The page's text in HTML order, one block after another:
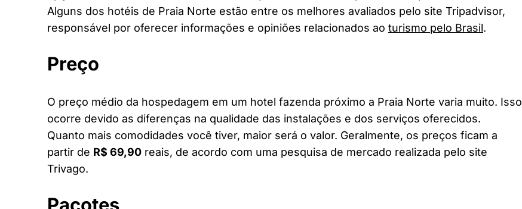
Alguns dos hotéis de Praia Norte estão entre os melhores avaliados pelo site Tripadvisor,
responsável por oferecer informações e opiniões relacionados ao turismo pelo Brasil.
Preço
O preço médio da hospedagem em um hotel fazenda próximo a Praia Norte varia muito. Isso
ocorre devido as diferenças na qualidade das instalações e dos serviços oferecidos.
Quanto mais comodidades você tiver, maior será o valor. Geralmente, os preços ficam a
partir de R$ 69,90 reais, de acordo com uma pesquisa de mercado realizada pelo site
Trivago.
Pacotes